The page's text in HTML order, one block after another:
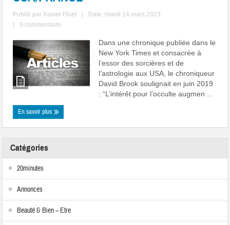
Publié par Xavier Fluet
Date :mardi 14 mars 2023
0 commentaire
Dans une chronique publiée dans le
New York Times et consacrée à
l’essor des sorcières et de
l’astrologie aux USA, le chroniqueur
David Brook soulignait en juin 2019
: “L’intérêt pour l’occulte augmen ...
En savoir plus
Catégories
20minutes
Annonces
Beauté & Bien – Etre